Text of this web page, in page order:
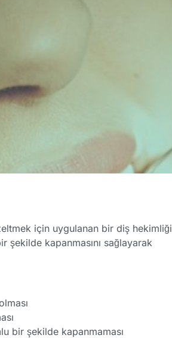
için uygulanan bir diş hekimliği
şekilde kapanmasını sağlayarak
bir şekilde kapanmaması